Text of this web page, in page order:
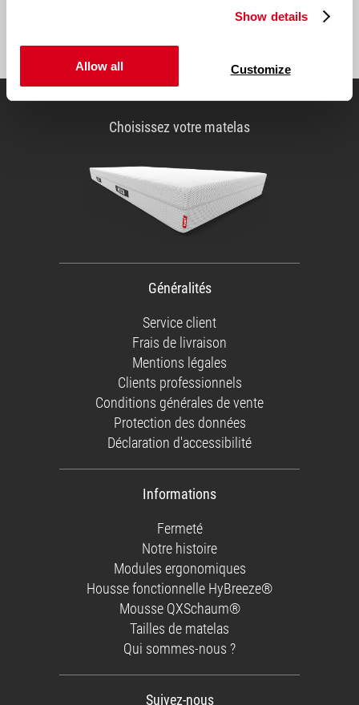
Show details
Allow all Customize
Choisissez votre matelas
Généralités
Service client
Frais de livraison
Mentions légales
Clients professionnels
Conditions générales de vente
Protection des données
Déclaration d'accessibilité
Informations
Fermeté
Notre histoire
Modules ergonomiques
Housse fonctionnelle HyBreeze®
Mousse QXSchaum®
Tailles de matelas
Qui sommes-nous ?
Suivez-nous